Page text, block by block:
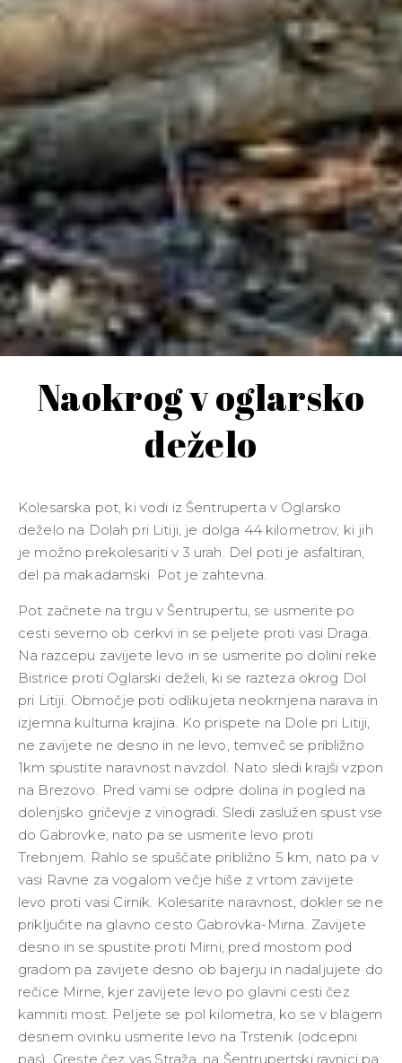
Naokrog v oglarsko
deželo
Kolesarska pot, ki vodi iz Šentruperta v Oglarsko
deželo na Dolah pri Litiji, je dolga 44 kilometrov, ki jih
je možno prekolesariti v 3 urah. Del poti je asfaltiran,
del pa makadamski. Pot je zahtevna.
Pot začnete na trgu v Šentrupertu, se usmerite po
cesti severno ob cerkvi in se peljete proti vasi Draga.
Na razcepu zavijete levo in se usmerite po dolini reke
Bistrice proti Oglarski deželi, ki se razteza okrog Dol
pri Litiji. Območje poti odlikujeta neokrnjena narava in
izjemna kulturna krajina. Ko prispete na Dole pri Litiji,
ne zavijete ne desno in ne levo, temveč se približno
1km spustite naravnost navzdol. Nato sledi krajši vzpon
na Brezovo. Pred vami se odpre dolina in pogled na
dolenjsko gričevje z vinogradi. Sledi zaslužen spust vse
do Gabrovke, nato pa se usmerite levo proti
Trebnjem. Rahlo se spuščate približno 5 km, nato pa v
vasi Ravne za vogalom večje hiše z vrtom zavijete
levo proti vasi Cirnik. Kolesarite naravnost, dokler se ne
priključite na glavno cesto Gabrovka-Mirna. Zavijete
desno in se spustite proti Mirni, pred mostom pod
gradom pa zavijete desno ob bajerju in nadaljujete do
rečice Mirne, kjer zavijete levo po glavni cesti čez
kamniti most. Peljete se pol kilometra, ko se v blagem
desnem ovinku usmerite levo na Trstenik (odcepni
pas). Greste čez vas Straža, na Šentrupertski ravnici pa